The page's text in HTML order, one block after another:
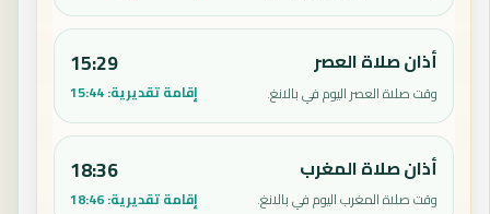
أذان صلاة العصر
وقت صلاة العصر اليوم في بالانغ.
15:29
إقامة تقديرية:15:44
أذان صلاة المغرب
وقت صلاة المغرب اليوم في بالانغ.
18:36
إقامة تقديرية:18:46